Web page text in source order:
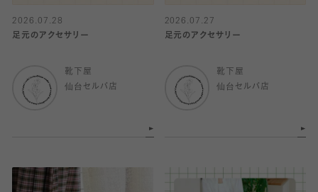
2026.07.28
足元のアクセサリー
靴下屋
仙台セルバ店
2026.07.27
足元のアクセサリー
靴下屋
仙台セルバ店